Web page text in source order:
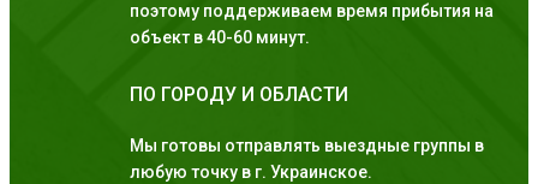
поэтому поддерживаем время прибытия на
объект в 40-60 минут.
ПО ГОРОДУ И ОБЛАСТИ
Мы готовы отправлять выездные группы в
любую точку в г. Украинское.